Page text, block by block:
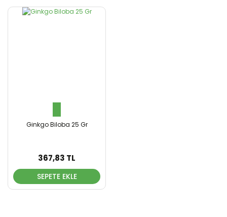
Ginkgo Biloba 25 Gr
367,83 TL
SEPETE EKLE